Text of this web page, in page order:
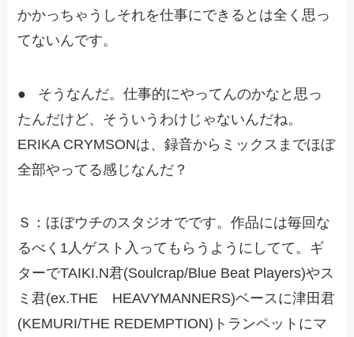
かかっちゃうしそれを仕事にできるとは全く思っ
てないんです。
● そうなんだ。仕事的にやってんのかなと思っ
たんだけど、そういうわけじゃないんだね。
ERIKA CRYMSONは、録音からミックスまでほぼ
全部やってる感じなんだ？
Ｓ：ほぼウチのスタジオでです。作品には毎回な
るべく1人ゲスト入ってもらうようにしてて。ギ
ターでTAIKI.N君(Soulcrap/Blue Beat Players)やス
ミ君(ex.THE HEAVYMANNERS)ベースに津田君
(KEMURI/THE REDEMPTION)トランペットにマ